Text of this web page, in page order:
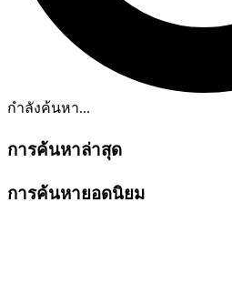
กำลังค้นหา...
การค้นหาล่าสุด
การค้นหายอดนิยม